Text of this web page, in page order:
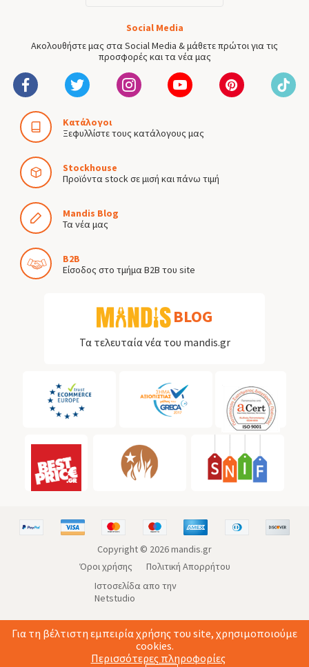
Social Media
Ακολουθήστε μας στα Social Media & μάθετε πρώτοι για τις
προσφορές και τα νέα μας
Κατάλογοι
Ξεφυλλίστε τους κατάλογους μας
Stockhouse
Προϊόντα stock σε μισή και πάνω τιμή
Mandis Blog
Τα νέα μας
B2B
Είσοδος στο τμήμα B2B του site
BLOG
Τα τελευταία νέα του mandis.gr
Copyright © 2026mandis.gr
Όροι χρήσης
Πολιτική Απορρήτου
Ιστοσελίδα απο την
Netstudio
Για τη βέλτιστη εμπειρία χρήσης του site, χρησιμοποιούμε
cookies.
Περισσότερες πληροφορίες